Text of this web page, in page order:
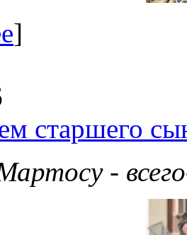
]
старшего
-